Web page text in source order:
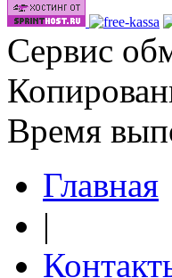
Сервис
Время
Главная
|